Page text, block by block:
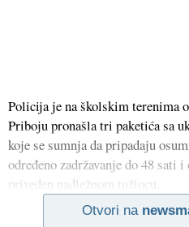
Policija je na školskim terenima
Priboju pronašla tri paketića sa
koje se sumnja da pripadaju
određeno zadržavanje do 48
priveden nadležnom tužiocu.
Otvori na